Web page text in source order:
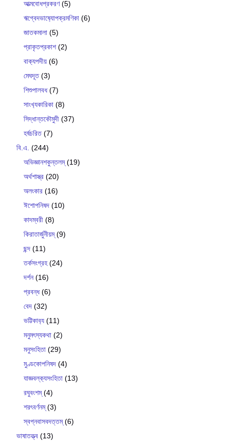
আত্মবোধপ্রকরণ(5)
ঋগ্বেদভাষ‍্যোপক্রমণিকা (6)
জাতকমালা (5)
প্রাকৃতপ্রকাশ(2)
বাক‍্যপদীয় (6)
মেঘদূত(3)
শিশুপালবধ(7)
সাংখ‍্যকারিকা (8)
সিদ্ধান্তকৌমুদী (37)
হর্ষচরিত(7)
বি.এ. (244)
অভিজ্ঞানশকুন্তলম্(19)
অর্থশাস্ত্র (20)
অলংকার (16)
ঈশোপনিষদ (10)
কাদম্বরী (8)
কিরাতার্জুনীয়ম্(9)
ছন্দ (11)
তর্কসংগ্রহ(24)
দর্শন(16)
প্রবন্ধ(6)
বেদ (32)
ভট্টিকাব‍্য (11)
মনুমৎস্যকথা (2)
মনুসংহিতা (29)
মুণ্ডকোপনিষদ (4)
যাজ্ঞবল্ক‍্যসংহিতা (13)
রঘুবংশম্(4)
শরৎবর্ণনম্(3)
স্বপ্নবাসবদত্তম্(6)
ভাষাতত্ত্ব (13)